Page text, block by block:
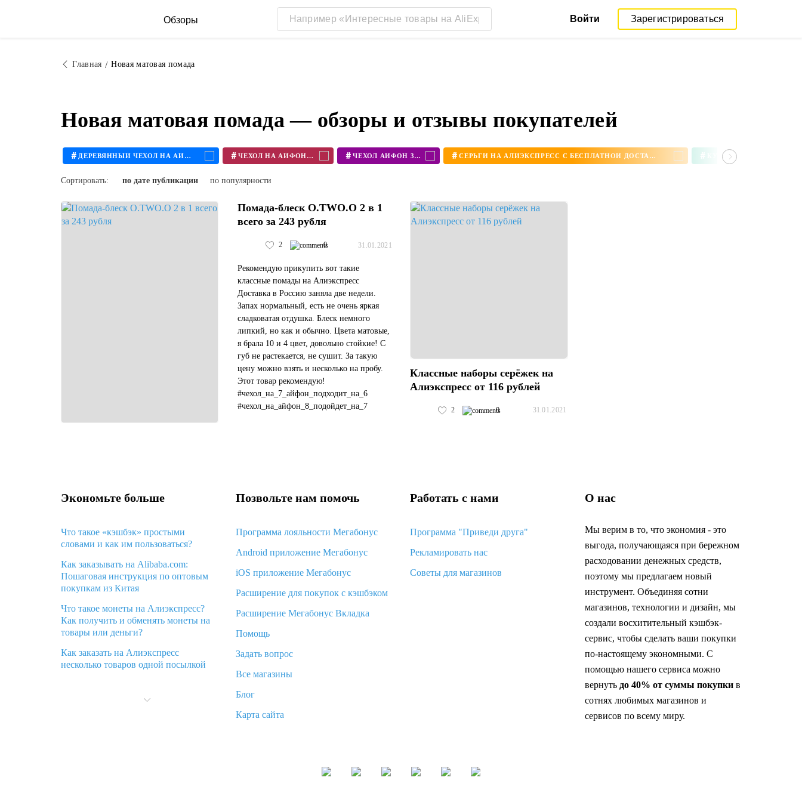
Обзоры Войти Зарегистрироваться
Главная Новая матовая помада
Новая матовая помада — обзоры и отзывы покупателей
# ДЕРЕВЯННЫЙ ЧЕХОЛ НА АЙФОН # ЧЕХОЛ НА АЙФОН 11 # ЧЕХОЛ АЙФОН 360 # СЕРЬГИ НА АЛИЭКСПРЕСС С БЕСПЛАТНОЙ ДОСТАВКОЙ #
Сортировать: по дате публикации по популярности
Помада-блеск O.TWO.O 2 в 1
всего за 243 рубля
2 0 31.01.2021
Рекомендую прикупить вот такие
классные помады на Алиэкспресс
Доставка в Россию заняла две недели.
Запах нормальный, есть не очень яркая
сладковатая отдушка. Блеск немного
липкий, но как и обычно. Цвета матовые,
я брала 10 и 4 цвет, довольно стойкие! С
губ не растекается, не сушит. За такую
цену можно взять и несколько на пробу.
Этот товар рекомендую!
#чехол_на_7_айфон_подходит_на_6
#чехол_на_айфон_8_подойдет_на_7
Классные наборы серёжек на
Алиэкспресс от 116 рублей
2 0 31.01.2021
Экономьте больше
Что такое «кэшбэк» простыми
словами и как им пользоваться?
Как заказывать на Alibaba.com:
Пошаговая инструкция по оптовым
покупкам из Китая
Что такое монеты на Алиэкспресс?
Как получить и обменять монеты на
товары или деньги?
Как заказать на Алиэкспресс
несколько товаров одной посылкой
Алиэкспресс и что делать?
Позвольте нам помочь
Программа лояльности Мегабонус
Android приложение Мегабонус
iOS приложение Мегабонус
Расширение для покупок с кэшбэком
Расширение Мегабонус Вкладка
Помощь
Задать вопрос
Все магазины
Блог
Карта сайта
Работать с нами
Программа "Приведи друга"
Рекламировать нас
Советы для магазинов
О нас
Мы верим в то, что экономия - это
выгода, получающаяся при бережном
расходовании денежных средств,
поэтому мы предлагаем новый
инструмент. Объединяя сотни
магазинов, технологии и дизайн, мы
создали восхитительный кэшбэк-
сервис, чтобы сделать ваши покупки
по-настоящему экономными. С
помощью нашего сервиса можно
вернуть до 40% от суммы покупкив
сотнях любимых магазинов и
сервисов по всему миру.